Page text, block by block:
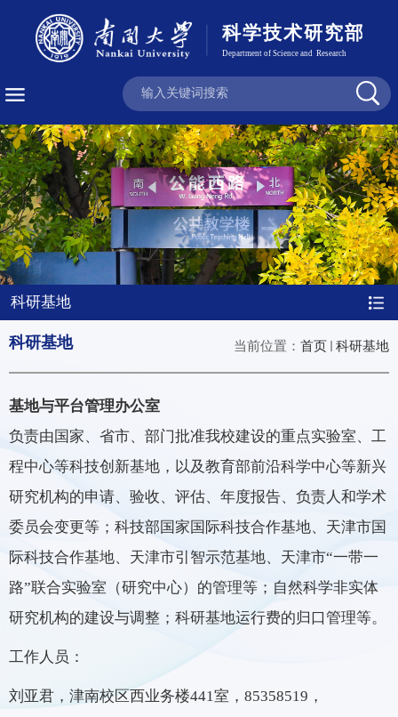
科研基地
当前位置： 首页 科研基地
科研基地
基地与平台管理办公室
负责由国家、省市、部门批准我校建设的重点实验室、工
程中心等科技创新基地，以及教育部前沿科学中心等新兴
研究机构的申请、验收、评估、年度报告、负责人和学术
委员会变更等；科技部国家国际科技合作基地、天津市国
际科技合作基地、天津市引智示范基地、天津市“一带一
路”联合实验室（研究中心）的管理等；自然科学非实体
研究机构的建设与调整；科研基地运行费的归口管理等。
工作人员：
刘亚君，津南校区西业务楼441室，85358519，